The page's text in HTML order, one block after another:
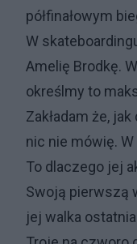
półfinałowym
W
Amelię Brodkę.
określmy to
Zakładam że,
nic nie mówię.
To dlaczego jej
Swoją pierwszą
jej walka